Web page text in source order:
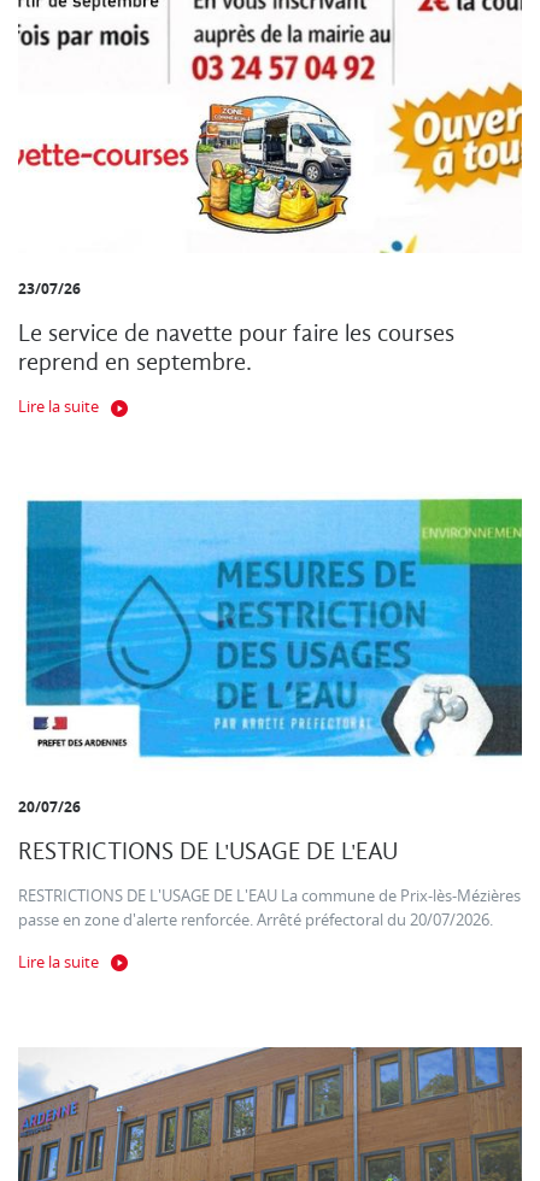
23/07/26
Le service de navette pour faire les courses
reprend en septembre.
Lire la suite
20/07/26
RESTRICTIONS DE L'USAGE DE L'EAU
RESTRICTIONS DE L'USAGE DE L'EAU La commune de Prix-lès-Mézières
passe en zone d'alerte renforcée. Arrêté préfectoral du 20/07/2026.
Lire la suite